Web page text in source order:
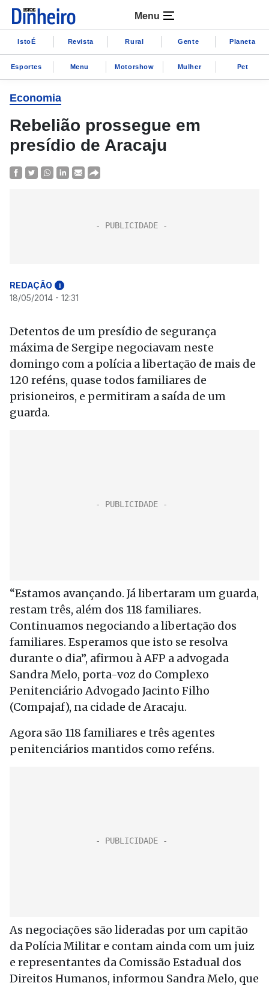
Menu
IstoÉ Revista Rural Gente Planeta
Esportes Menu Motorshow Mulher Pet
Economia
Rebelião prossegue em
presídio de Aracaju
REDAÇÃO i
18/05/2014 - 12:31
Detentos de um presídio de segurança
máxima de Sergipe negociavam neste
domingo com a polícia a libertação de mais de
120 reféns, quase todos familiares de
prisioneiros, e permitiram a saída de um
guarda.
“Estamos avançando. Já libertaram um guarda,
restam três, além dos 118 familiares.
Continuamos negociando a libertação dos
familiares. Esperamos que isto se resolva
durante o dia”, afirmou à AFP a advogada
Sandra Melo, porta-voz do Complexo
Penitenciário Advogado Jacinto Filho
(Compajaf), na cidade de Aracaju.
Agora são 118 familiares e três agentes
penitenciários mantidos como reféns.
As negociações são lideradas por um capitão
da Polícia Militar e contam ainda com um juiz
e representantes da Comissão Estadual dos
Direitos Humanos, informou Sandra Melo, que